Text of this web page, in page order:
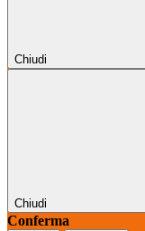
Chiudi
Chiudi
Conferma